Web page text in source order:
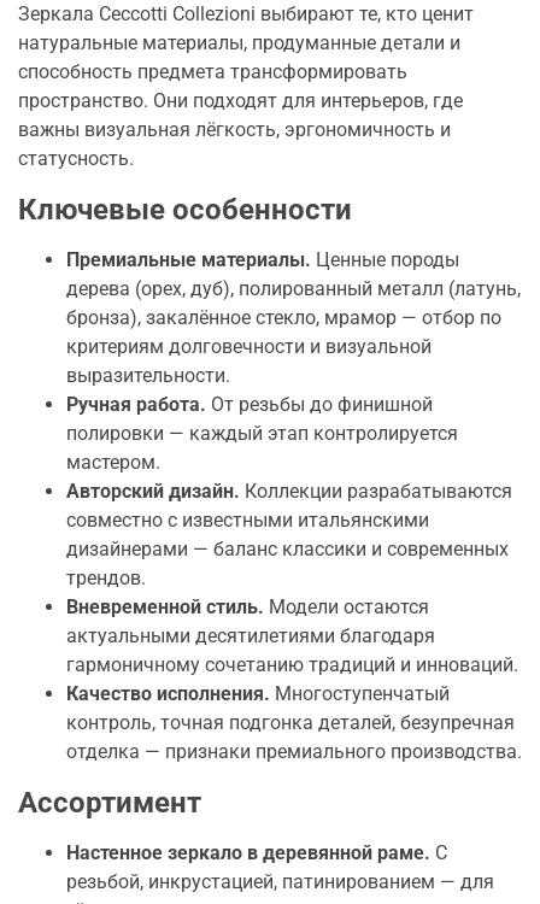
Зеркала Ceccotti Collezioni выбирают те, кто ценит
натуральные материалы, продуманные детали и
способность предмета трансформировать
пространство. Они подходят для интерьеров, где
важны визуальная лёгкость, эргономичность и
статусность.
Ключевые особенности
Премиальные материалы. Ценные породы
дерева (орех, дуб), полированный металл (латунь,
бронза), закалённое стекло, мрамор — отбор по
критериям долговечности и визуальной
выразительности.
Ручная работа. От резьбы до финишной
полировки — каждый этап контролируется
мастером.
Авторский дизайн. Коллекции разрабатываются
совместно с известными итальянскими
дизайнерами — баланс классики и современных
трендов.
Вневременной стиль. Модели остаются
актуальными десятилетиями благодаря
гармоничному сочетанию традиций и инноваций.
Качество исполнения. Многоступенчатый
контроль, точная подгонка деталей, безупречная
отделка — признаки премиального производства.
Ассортимент
Настенное зеркало в деревянной раме. С
резьбой, инкрустацией, патинированием — для